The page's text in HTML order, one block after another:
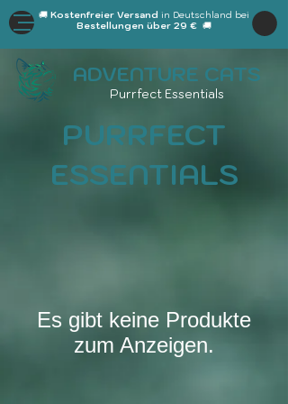
ADVENTURE CATS
Purrfect Essentials
🚚 Kostenfreier Versand in Deutschland bei
Bestellungen über 29 €🚚
PURRFECT
ESSENTIALS
Es gibt keine Produkte
zum Anzeigen.